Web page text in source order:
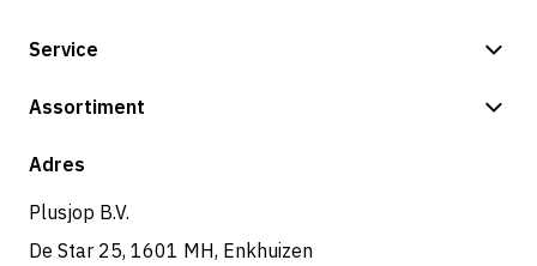
Service
Betalingsmogelijkheden
Retouren & service
Assortiment
Shop
Adres
Plusjop B.V.
De Star 25, 1601 MH, Enkhuizen